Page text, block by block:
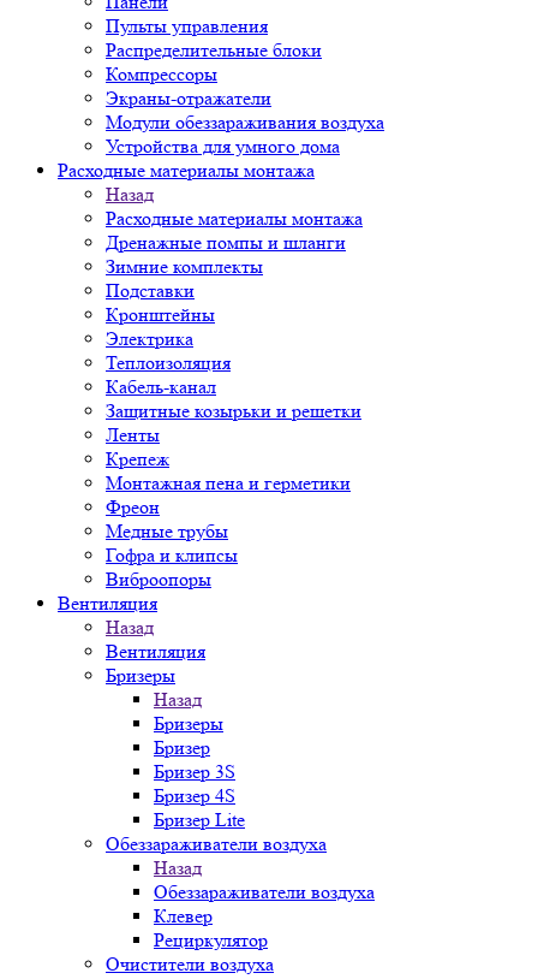
Пульты управления
Распределительные блоки
Компрессоры
Экраны-отражатели
Модули обеззараживания воздуха
Устройства для умного дома
Расходные материалы монтажа
Назад
Расходные материалы монтажа
Дренажные помпы и шланги
Зимние комплекты
Подставки
Кронштейны
Электрика
Теплоизоляция
Кабель-канал
Защитные козырьки и решетки
Ленты
Крепеж
Монтажная пена и герметики
Фреон
Медные трубы
Гофра и клипсы
Виброопоры
Вентиляция
Назад
Вентиляция
Бризеры
Назад
Бризеры
Бризер
Бризер 3S
Бризер 4S
Бризер Lite
Обеззараживатели воздуха
Назад
Обеззараживатели воздуха
Клевер
Рециркулятор
Очистители воздуха